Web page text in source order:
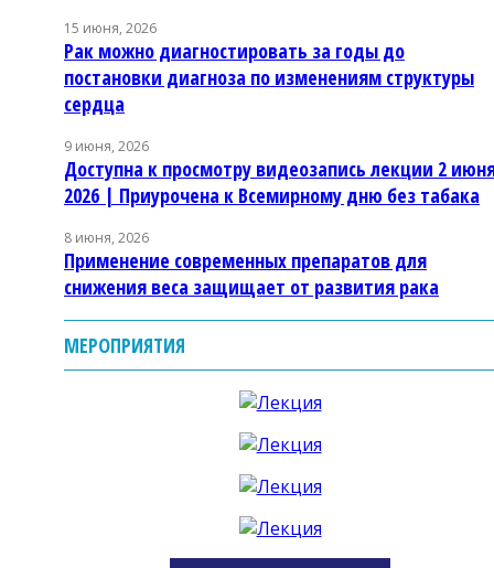
15 июня, 2026
Рак можно диагностировать за годы до
постановки диагноза по изменениям структуры
сердца
9 июня, 2026
Доступна к просмотру видеозапись лекции 2
2026 | Приурочена к Всемирному дню без табака
8 июня, 2026
Применение современных препаратов для
снижения веса защищает от развития рака
МЕРОПРИЯТИЯ